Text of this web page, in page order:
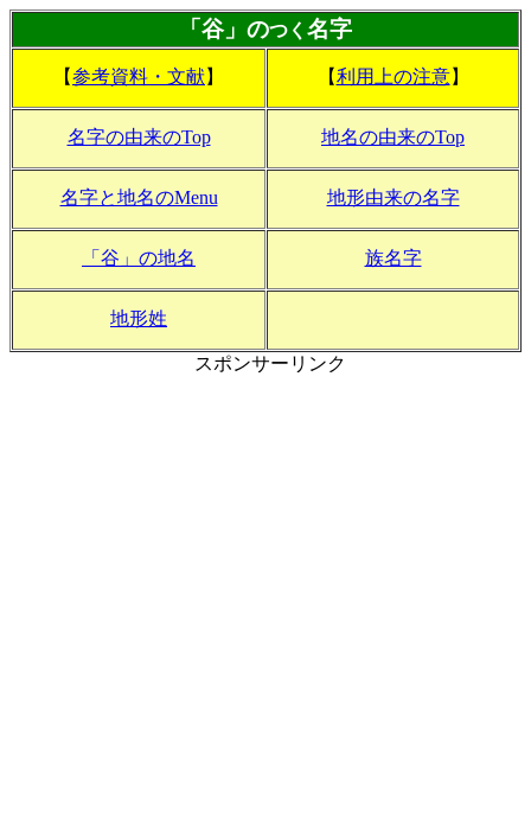
「谷」のつく 名字
【参考資料・文献】 【利用上の注意】
名字の由来のTop 地名の由来のTop
名字と地名のMenu 地形由来の名字
「谷」の地名 族名字
地形姓
スポンサーリンク